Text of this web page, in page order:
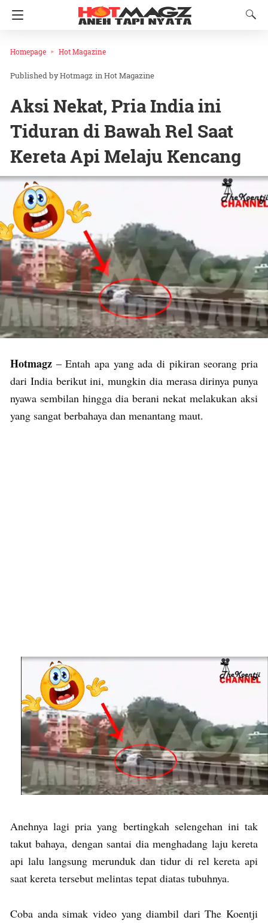
Homepage Hot Magazine
Hotmagz inHot Magazine
Aksi Nekat, Pria India ini
Tiduran di Bawah Rel Saat
Kereta Api Melaju Kencang
Hotmagz – Entah apa yang ada di pikiran seorang pria
dari India berikut ini, mungkin dia merasa dirinya punya
nyawa sembilan hingga dia berani nekat melakukan aksi
yang sangat berbahaya dan menantang maut.
Anehnya lagi pria yang bertingkah selengehan ini tak
takut bahaya, dengan santai dia menghadang laju kereta
api lalu langsung merunduk dan tidur di rel kereta api
saat kereta tersebut melintas tepat diatas tubuhnya.
Coba anda simak video yang diambil dari The Koentji